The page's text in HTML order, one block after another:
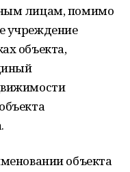
лицам, помимо
учреждение
объекта,
объекта